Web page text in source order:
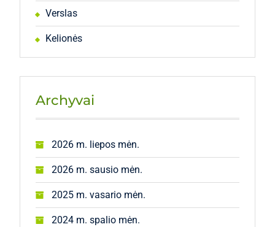
Verslas
Kelionės
Archyvai
2026 m. liepos mėn.
2026 m. sausio mėn.
2025 m. vasario mėn.
2024 m. spalio mėn.